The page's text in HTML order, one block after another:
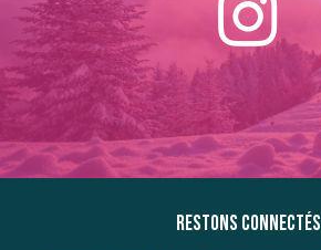
Restons connectés